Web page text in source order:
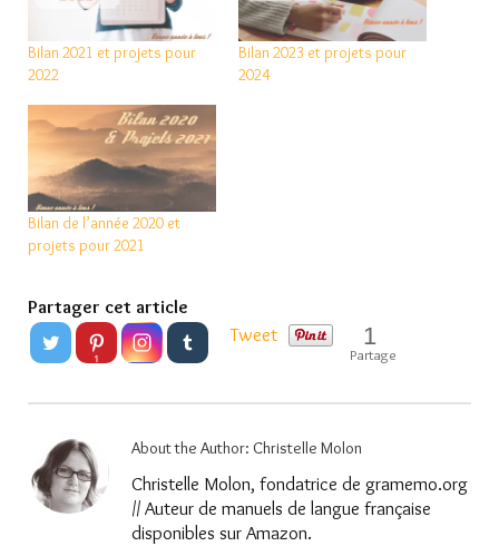
Bilan 2021 et projets pour
2022
Bilan 2023 et projets pour
2024
Bilan de l’année 2020 et
projets pour 2021
Partager cet article
1
Tweet 1
Partage
About the Author: Christelle Molon
Christelle Molon, fondatrice de gramemo.org
// Auteur de manuels de langue française
disponibles sur Amazon.